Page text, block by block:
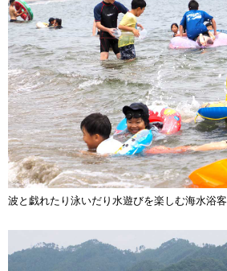
波と戯れたり泳いだり水遊びを楽しむ海水浴客